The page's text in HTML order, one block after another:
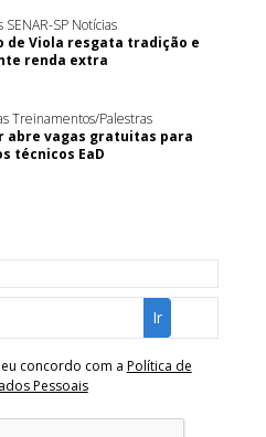
SENAR-SP Notícias
de Viola resgata tradição e
renda extra
Treinamentos/Palestras
abre vagas gratuitas para
técnicos EaD
concordo com a Política de
Pessoais